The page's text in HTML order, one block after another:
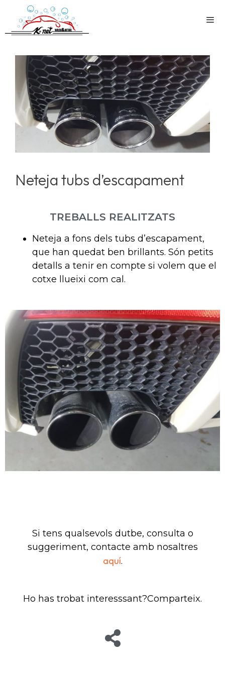
Neteja tubs d’escapament
TREBALLS REALITZATS
Neteja a fons dels tubs d’escapament,
que han quedat ben brillants. Són petits
detalls a tenir en compte si volem que el
cotxe llueixi com cal.
Si tens qualsevols dutbe, consulta o
suggeriment, contacte amb nosaltres
aquí.
Ho has trobat interesssant?Comparteix.